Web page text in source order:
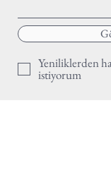
Yeniliklerden
istiyorum